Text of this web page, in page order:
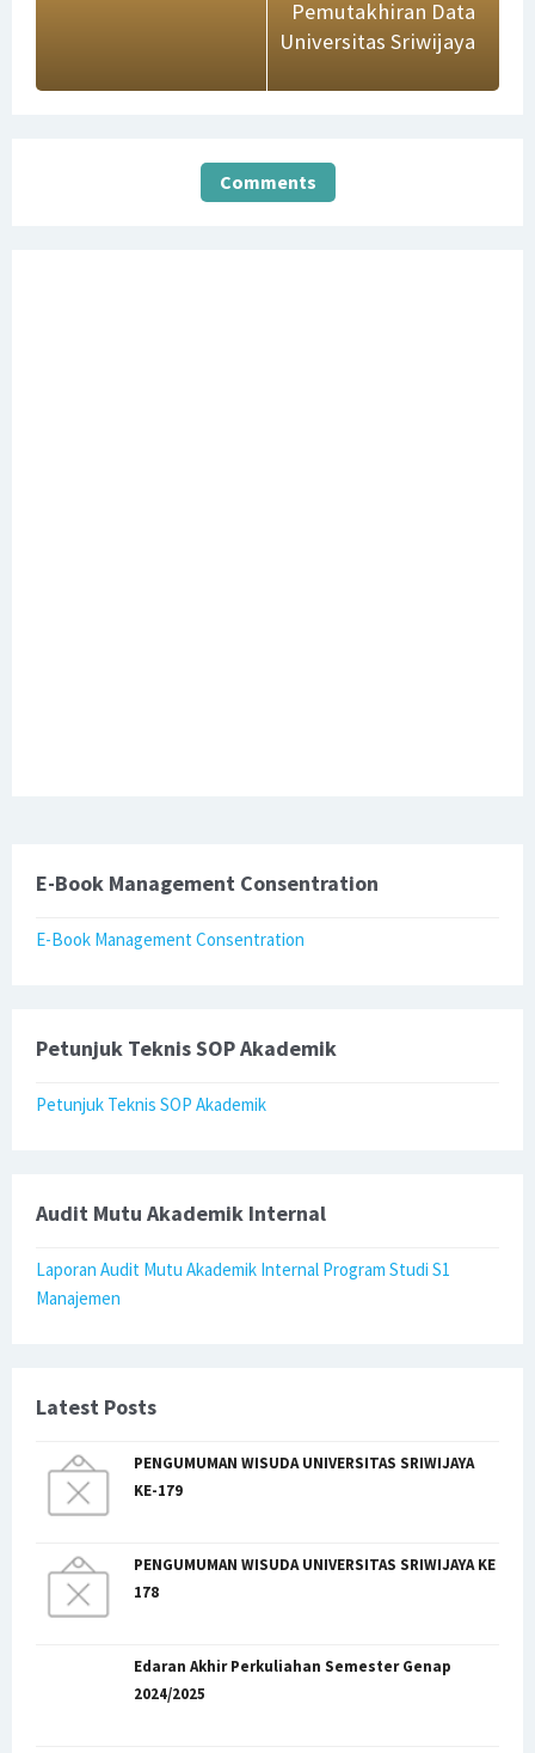
Pemutakhiran Data
Universitas Sriwijaya
Comments
E-Book Management Consentration
E-Book Management Consentration
Petunjuk Teknis SOP Akademik
Petunjuk Teknis SOP Akademik
Audit Mutu Akademik Internal
Laporan Audit Mutu Akademik Internal Program Studi S1
Manajemen
Latest Posts
PENGUMUMAN WISUDA UNIVERSITAS SRIWIJAYA
KE-179
PENGUMUMAN WISUDA UNIVERSITAS SRIWIJAYA KE
178
Edaran Akhir Perkuliahan Semester Genap
2024/2025